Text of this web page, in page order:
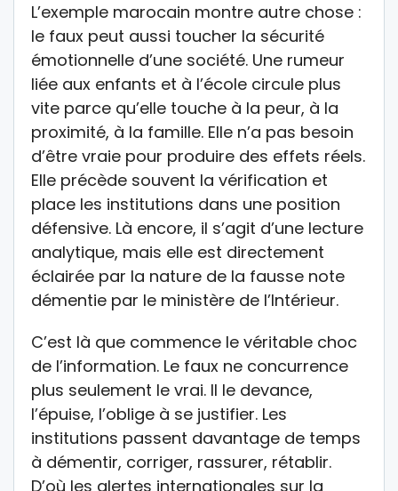
L’exemple marocain montre autre chose :
le faux peut aussi toucher la sécurité
émotionnelle d’une société. Une rumeur
liée aux enfants et à l’école circule plus
vite parce qu’elle touche à la peur, à la
proximité, à la famille. Elle n’a pas besoin
d’être vraie pour produire des effets réels.
Elle précède souvent la vérification et
place les institutions dans une position
défensive. Là encore, il s’agit d’une lecture
analytique, mais elle est directement
éclairée par la nature de la fausse note
démentie par le ministère de l’Intérieur.
C’est là que commence le véritable choc
de l’information. Le faux ne concurrence
plus seulement le vrai. Il le devance,
l’épuise, l’oblige à se justifier. Les
institutions passent davantage de temps
à démentir, corriger, rassurer, rétablir.
D’où les alertes internationales sur la